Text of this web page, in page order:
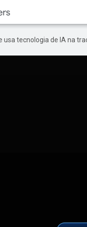
usa tecnologia de IA na